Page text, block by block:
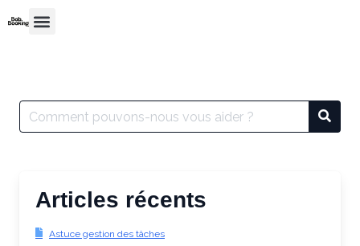
Articles récents
Astuce gestion des tâches